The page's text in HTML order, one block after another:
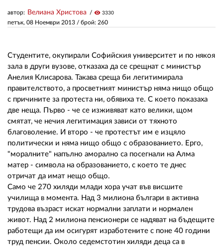
петък, 08 Ноември 2013 / брой: 260
автор: Велиана Христова visibility 3330
Студентите, окупирали Софийския университет и по някоя
зала в други вузове, отказаха да се срещнат с министър
Анелия Клисарова. Такава среща би легитимирала
правителството, а просветният министър няма нищо общо
с причините за протеста ни, обявиха те. С което показаха
две неща. Първо - че се изживяват като велики, щом
смятат, че нечия легитимация зависи от тяхното
благоволение. И второ - че протестът им е изцяло
политически и няма нищо общо с образованието. Ерго,
"моралните" напълно аморално са посегнали на Алма
матер - символа на образованието, с което те днес
отричат да имат нещо общо.
Само че 270 хиляди млади хора учат във висшите
училища в момента. Над 3 милиона българи в активна
трудова възраст искат нормални заплати и нормален
живот. Над 2 милиона пенсионери се надяват на бъдещите
работещи да им осигурят изработените с поне 40 години
труд пенсии. Около седемстотин хиляди деца са в
АВТОРИ
КОНТАКТИ
РЕКЛАМА
АБОНАМЕНТ
УСЛОВИЯ ЗА ПОЛЗВАНЕ
ПОЛИТИКА ЗА БИСКВИТКИТЕ
ПОЛИТИКАТА ЗА
ПОВЕРИТЕЛНОСТ
02 975 20 35